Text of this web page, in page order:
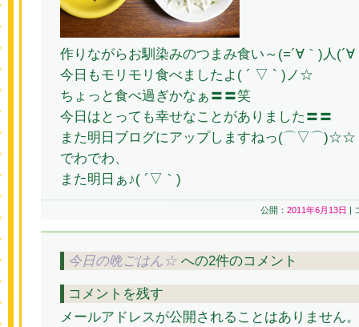
作りながらお馴染みのつまみ食い～(=´∀｀)人(´∀
今日もモリモリ食べましたよ( ´ ▽ ` )ノ☆
ちょっと食べ過ぎかなぁ〓〓笑
今日はとっても幸せなことがありました〓〓
また明日ブログにアップしますねっ(⌒▽⌒)☆☆
でわでわ、
また明日ぁ♪( ´▽｀)
公開： 2011年6月13日 |
今日の晩ごはん☆ への2件のコメント
コメントを残す
メールアドレスが公開されることはありません。